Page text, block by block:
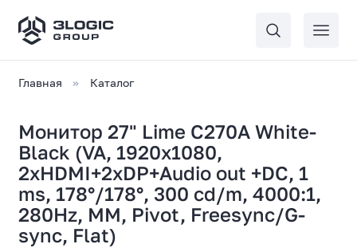
Главная Каталог
Монитор 27" Lime C270A White-
Black (VA, 1920x1080,
2xHDMI+2xDP+Audio out +DC, 1
ms, 178°/178°, 300 cd/m, 4000:1,
280Hz, MM, Pivot, Freesync/G-
sync, Flat)